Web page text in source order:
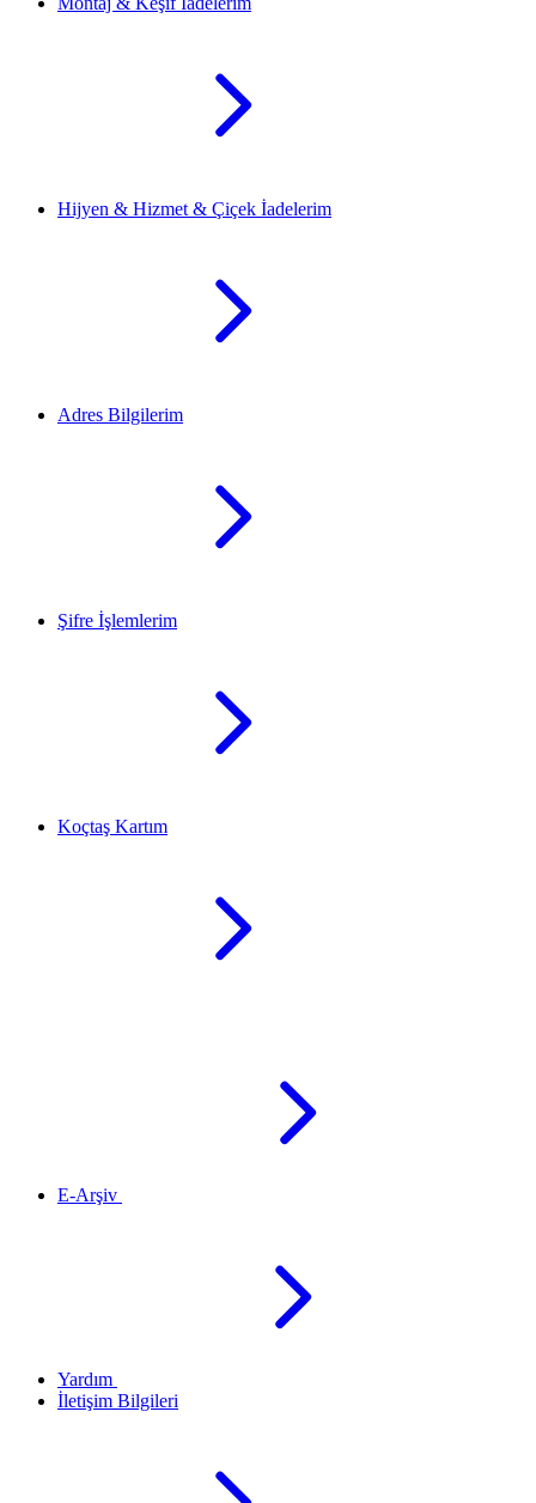
Hijyen & Hizmet & Çiçek İadelerim
Adres Bilgilerim
Şifre İşlemlerim
Koçtaş Kartım
E-Arşiv
Yardım
İletişim Bilgileri